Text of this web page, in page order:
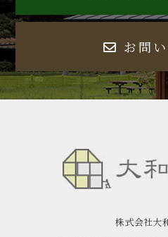
お問
株式会社大